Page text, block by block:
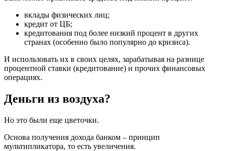
вклады физических лиц;
кредит от ЦБ;
кредитования под более низкий процент в других
странах (особенно было популярно до кризиса).
И использовать их в своих целях, зарабатывая на разнице
процентной ставки (кредитование) и прочих финансовых
операциях.
Деньги из воздуха?
Но это были еще цветочки.
Основа получения дохода банком – принцип
мультипликатора, то есть увеличения.